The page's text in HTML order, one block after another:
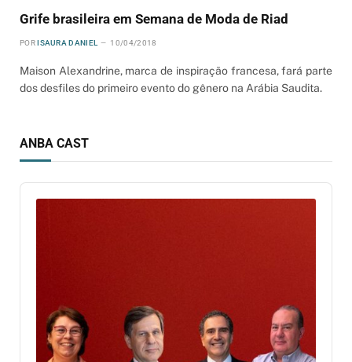
Grife brasileira em Semana de Moda de Riad
POR ISAURA DANIEL 10/04/2018
Maison Alexandrine, marca de inspiração francesa, fará parte
dos desfiles do primeiro evento do gênero na Arábia Saudita.
ANBA CAST
Audio
Player